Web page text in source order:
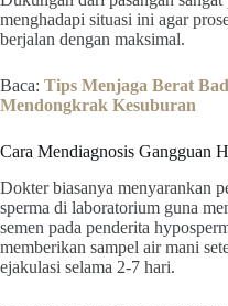
menghadapi situasi ini agar
berjalan dengan maksimal.
Baca: Tips Menjaga Berat
Mendongkrak Kesuburan
Cara Mendiagnosis Gangguan
Dokter biasanya menyarankan
sperma di laboratorium guna
semen pada penderita
memberikan sampel air mani
ejakulasi selama 2-7 hari.